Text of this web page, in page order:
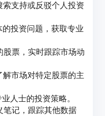
支持或反驳个人投资
投资问题，获取专业
票，实时跟踪市场动
市场对特定股票的主
人士的投资策略。
笔记，跟踪其他数据